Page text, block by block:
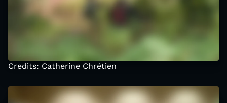
Credits: Catherine Chrétien